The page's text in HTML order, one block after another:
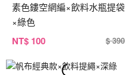
素色鏤空網編×飲料水瓶提袋
×綠色
NT$ 100 $ 390